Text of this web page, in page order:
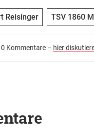
Reisinger TSV 1860
0 Kommentare – hier